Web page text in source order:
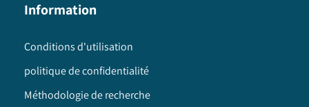
Information
Conditions d'utilisation
politique de confidentialité
Méthodologie de recherche